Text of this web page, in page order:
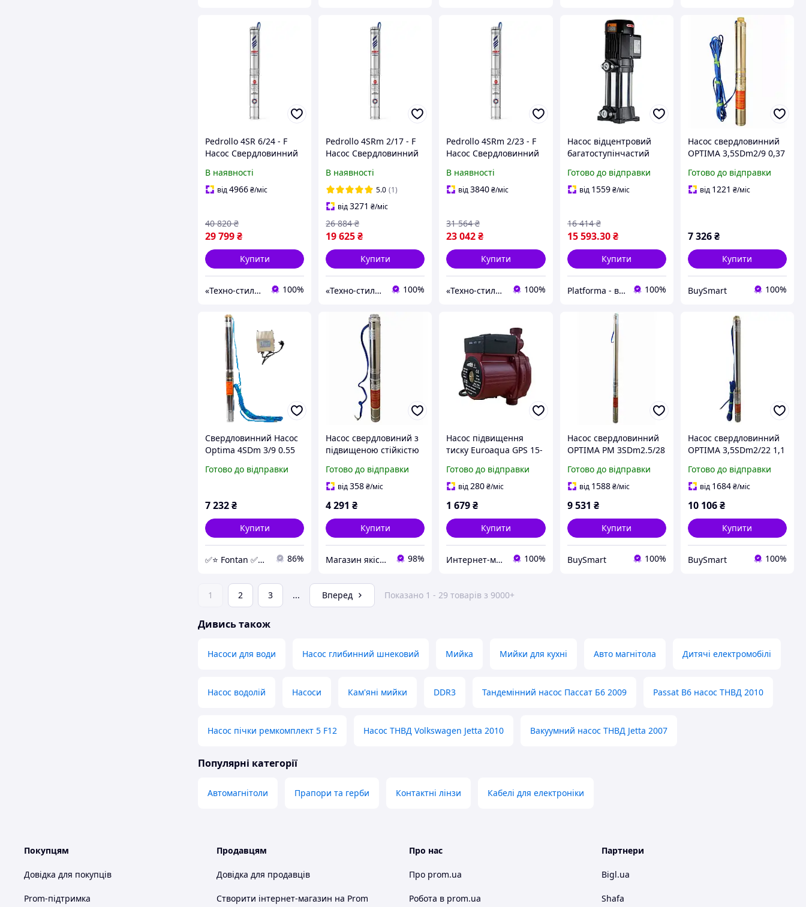
Pedrollo 4SR 6/24 - F
Насос Свердловинний
В наявності
від4966₴/міс
29 799₴
40 820 ₴
Купити
«Техно-стиль» - ПІДБІР, ПРОДАЖ ТА РЕМОНТ НАСОСНОГО ОБЛАДНАННЯ 100%
Pedrollo 4SRm 2/17 - F
Насос Свердловинний
В наявності
5.0 (1)
від3271 ₴/міс
19 625₴
26 884 ₴
Купити
«Техно-стиль» - ПІДБІР, ПРОДАЖ ТА РЕМОНТ НАСОСНОГО ОБЛАДНАННЯ 100%
Pedrollo 4SRm 2/23 - F
Насос Свердловинний
В наявності
від3840₴/міс
23 042₴
31 564 ₴
Купити
«Техно-стиль» - ПІДБІР, ПРОДАЖ ТА РЕМОНТ НАСОСНОГО ОБЛАДНАННЯ 100%
Насос відцентровий
багатоступінчастий
1.5 кВт Hmax 105 м
Qmax 67 л/хв EVPm2-9
Готово до відправки
від 1559 ₴/міс
15 593.30 ₴
16 414 ₴
Купити
Platforma - водопостачання, опалення та каналізація - обладнання та комплектуючі 100%
Насос свердловинний
OPTIMA 3,5SDm2/9 0,37
свердловин з високою
стійкістю до піску
Готово до відправки
від 1221 ₴/міс
7 326₴
Купити
BuySmart 100%
Свердловинний Насос
Optima 4SDm 3/9 0.55
Готово до відправки
7 232₴
Купити
✅⭐ Fontan ✅⭐ - Насосное Оборудование 86%
Насос свердловиний з
підвищеною стійкістю
3SDm2,5/7 0,25 кВт 35м
+ 1,5 м кабель
Готово до відправки
від358₴/міс
4 291 ₴
Купити
Магазин якісної сантехніки 98%
Насос підвищення
тиску Euroaqua GPS 15-
автоматичний)
Готово до відправки
від280₴/міс
1 679₴
Купити
Интернет-магазин насосов "Все-насосы" 100%
Насос свердловинний
OPTIMA PM 3SDm2.5/28
з свердловин і
відкритих водойм
Готово до відправки
від 1588 ₴/міс
9 531 ₴
Купити
BuySmart 100%
Насос свердловинний
OPTIMA 3,5SDm2/22 1,1
свердловин і поливу з
високою стійкістю до
Готово до відправки
від 1684₴/міс
10 106₴
Купити
BuySmart 100%
1 2 3 ... Вперед Показано 1 - 29 товарів з 9000+
Дивись також
Насоси для води Насос глибинний шнековий Мийка Мийки для кухні Авто магнітола Дитячі електромобілі
Насос водолій Насоси Кам'яні мийки DDR3 Тандемінний насос Пассат Б6 2009 Passat B6 насос ТНВД 2010
Насос пічки ремкомплект 5 F12 Насос ТНВД Volkswagen Jetta 2010 Вакуумний насос ТНВД Jetta 2007
Популярні категорії
Автомагнітоли Прапори та герби Контактні лінзи Кабелі для електроніки
Покупцям
Довідка для покупців
Prom-підтримка
Продавцям
Довідка для продавців
Створити інтернет-магазин на Prom
Про нас
Про prom.ua
Робота в prom.ua
Партнери
Bigl.ua
Shafa